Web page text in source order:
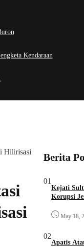
Kendaraan
Hilirisasi
Berita
01
Kejati
Korupsi
May 18,
02
Apatis